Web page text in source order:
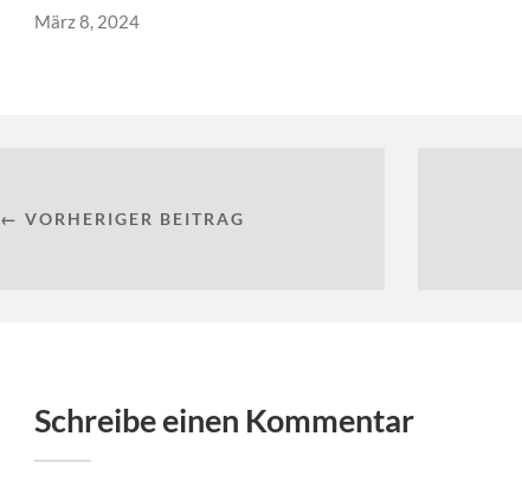
März 8, 2024
← VORHERIGER BEITRAG
Schreibe einen Kommentar